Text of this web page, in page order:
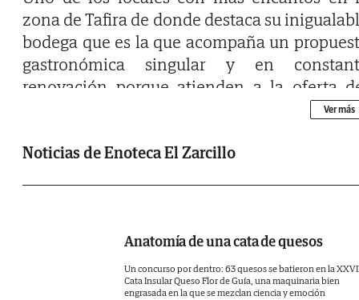
zona de Tafira de donde destaca su
bodega que es la que acompaña un
gastronómica singular y en
renovación porque atienden a la oferta
mercado y sus temporadas. Destacar
netamente local consiguiendo realzarlo
prioridad es la cercanía y no solo desde
lenguaje propio de su cocina, sino también
el trato al comensal, sin olvidar la
Ver más
Noticias de Enoteca El Zarcillo
Anatomía de una cata de quesos
Un concurso por dentro: 63 quesos se batieron en la
Cata Insular Queso Flor de Guía, una maquinaria bien
engrasada en la que se mezclan ciencia y emoción